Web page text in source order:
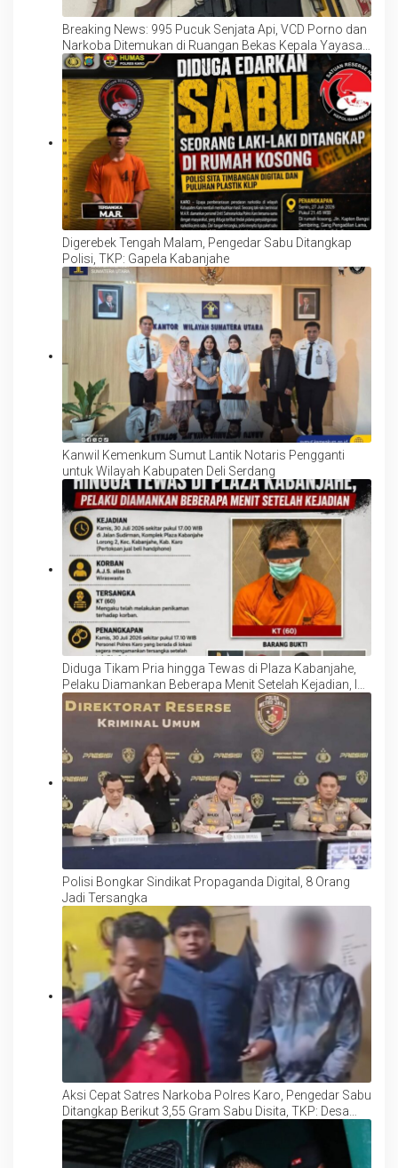
Breaking News: 995 Pucuk Senjata Api, VCD Porno dan
Narkoba Ditemukan di Ruangan Bekas Kepala Yayasan
Sekolah Swasta Kebayoran
Digerebek Tengah Malam, Pengedar Sabu Ditangkap
Polisi, TKP: Gapela Kabanjahe
Kanwil Kemenkum Sumut Lantik Notaris Pengganti
untuk Wilayah Kabupaten Deli Serdang
Diduga Tikam Pria hingga Tewas di Plaza Kabanjahe,
Pelaku Diamankan Beberapa Menit Setelah Kejadian, Ini
Motifnya
Polisi Bongkar Sindikat Propaganda Digital, 8 Orang
Jadi Tersangka
Aksi Cepat Satres Narkoba Polres Karo, Pengedar Sabu
Ditangkap Berikut 3,55 Gram Sabu Disita, TKP: Desa